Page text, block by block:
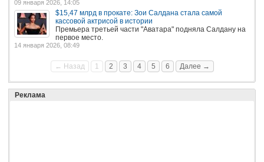
09 января 2026, 14:05
$15,47 млрд в прокате: Зои Салдана стала самой
кассовой актрисой в истории
Премьера третьей части "Аватара" подняла Салдану на
первое место.
14 января 2026, 08:49
← Назад 1 2 3 4 5 6 Далее →
Реклама